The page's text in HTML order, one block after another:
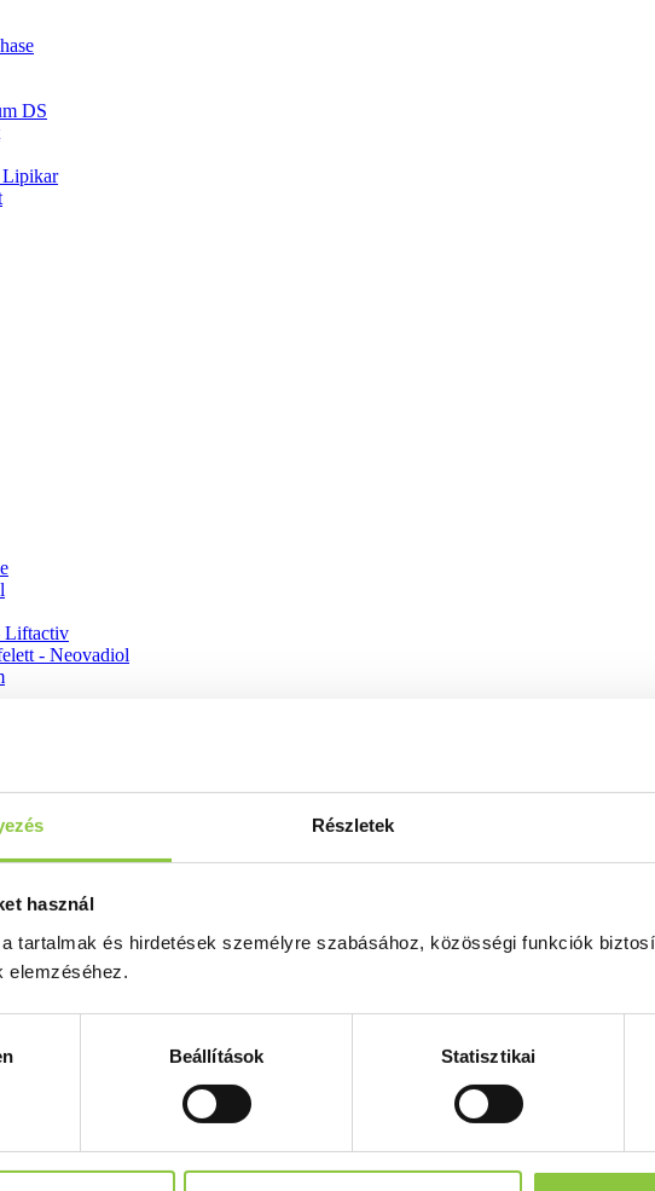
Részletek
használ
tartalmak és hirdetések személyre szabásához, közösségi funkciók
elemzéséhez.
Beállítások Statisztikai
DS
Lipikar
Liftactiv
- Neovadiol